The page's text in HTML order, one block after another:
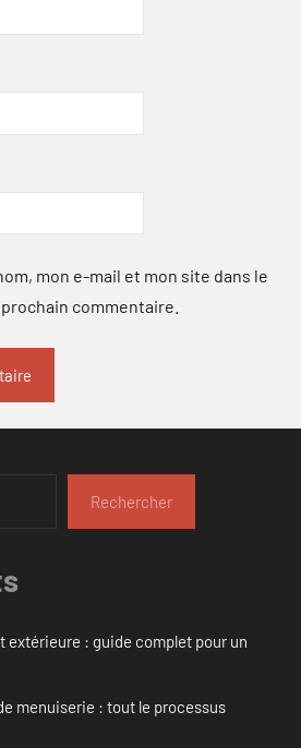
mon e-mail et mon site dans le
commentaire.
Rechercher
extérieure : guide complet pour un
menuiserie : tout le processus